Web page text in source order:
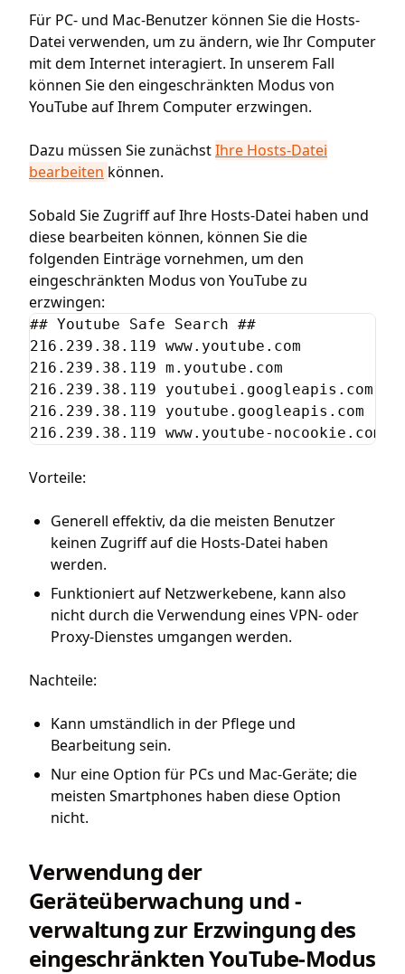
Für PC- und Mac-Benutzer können Sie die Hosts-
Datei verwenden, um zu ändern, wie Ihr Computer
mit dem Internet interagiert. In unserem Fall
können Sie den eingeschränkten Modus von
YouTube auf Ihrem Computer erzwingen.
Dazu müssen Sie zunächstIhre Hosts-Datei
bearbeiten können.
Sobald Sie Zugriff auf Ihre Hosts-Datei haben und
diese bearbeiten können, können Sie die
folgenden Einträge vornehmen, um den
eingeschränkten Modus von YouTube zu
erzwingen:
## Youtube Safe Search ##
216.239.38.119 www.youtube.com
216.239.38.119 m.youtube.com
216.239.38.119 youtubei.googleapis.com
216.239.38.119 youtube.googleapis.com
216.239.38.119 www.youtube-nocookie.com
Vorteile:
Generell effektiv, da die meisten Benutzer
keinen Zugriff auf die Hosts-Datei haben
werden.
Funktioniert auf Netzwerkebene, kann also
nicht durch die Verwendung eines VPN- oder
Proxy-Dienstes umgangen werden.
Nachteile:
Kann umständlich in der Pflege und
Bearbeitung sein.
Nur eine Option für PCs und Mac-Geräte; die
meisten Smartphones haben diese Option
nicht.
Verwendung der
Geräteüberwachung und -
verwaltung zur Erzwingung des
eingeschränkten YouTube-Modus